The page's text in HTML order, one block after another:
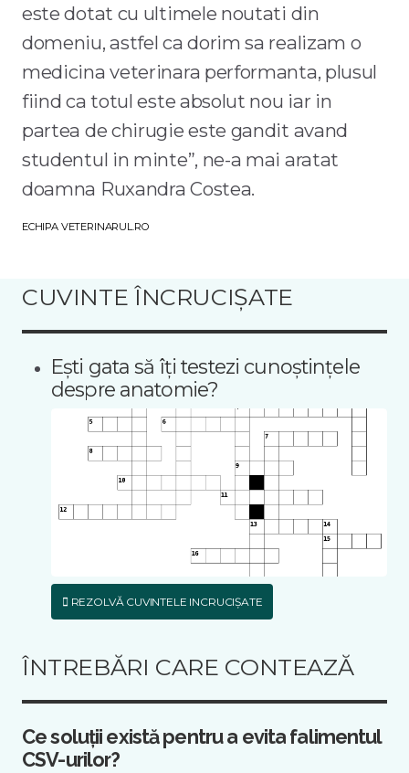
este dotat cu ultimele noutati din
domeniu, astfel ca dorim sa realizam o
medicina veterinara performanta, plusul
fiind ca totul este absolut nou iar in
partea de chirugie este gandit avand
studentul in minte”, ne-a mai aratat
doamna Ruxandra Costea.
ECHIPA VETERINARUL.RO
CUVINTE ÎNCRUCIȘATE
Ești gata să îți testezi cunoștințele
despre anatomie?
REZOLVĂ CUVINTELE INCRUCIȘATE
ÎNTREBĂRI CARE CONTEAZĂ
Ce soluții există pentru a evita falimentul
CSV-urilor?